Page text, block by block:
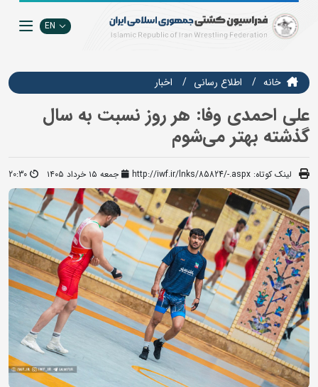
EN
خانه اطلاع رسانی اخبار
علی احمدی وفا: هر روز نسبت به سال
گذشته بهتر می‌شوم
لینک کوتاه: http://iwf.ir/lnks/85824/-.aspx جمعه ۱۵ خرداد ۱۴۰۵ 20:30